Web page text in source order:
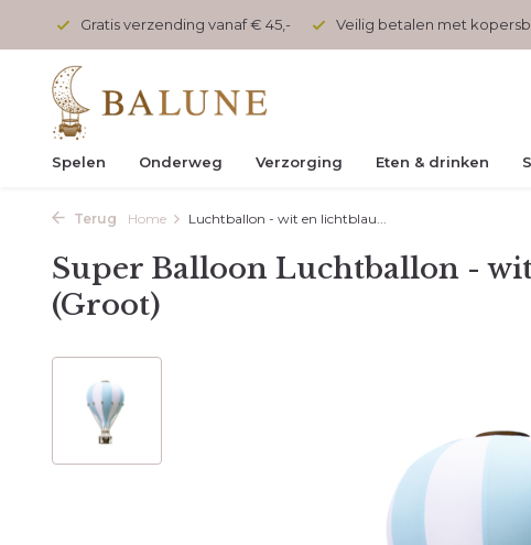
Gratis verzending vanaf € 45,- Veilig betalen met
Spelen Onderweg Verzorging Eten & drinken
Terug Home Luchtballon - wit en lichtblau...
Super Balloon Luchtballon -
(Groot)